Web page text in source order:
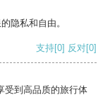
隐私和自由。
支持[0] 反对[0]
受到高品质的旅行体